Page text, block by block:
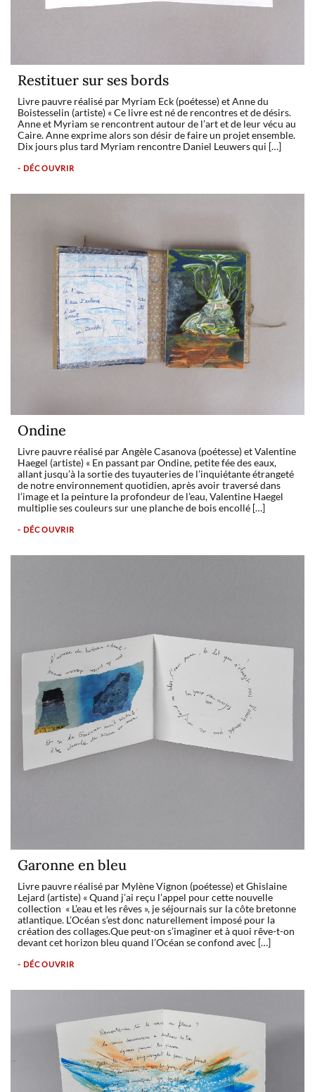
Restituer sur ses bords
Livre pauvre réalisé par Myriam Eck (poétesse) et Anne du
Boistesselin (artiste) « Ce livre est né de rencontres et de désirs.
Anne et Myriam se rencontrent autour de l’art et de leur vécu au
Caire. Anne exprime alors son désir de faire un projet ensemble.
Dix jours plus tard Myriam rencontre Daniel Leuwers qui […]
- DÉCOUVRIR
Ondine
Livre pauvre réalisé par Angèle Casanova (poétesse) et Valentine
Haegel (artiste) « En passant par Ondine, petite fée des eaux,
allant jusqu’à la sortie des tuyauteries de l’inquiétante étrangeté
de notre environnement quotidien, après avoir traversé dans
l’image et la peinture la profondeur de l’eau, Valentine Haegel
multiplie ses couleurs sur une planche de bois encollé […]
- DÉCOUVRIR
Garonne en bleu
Livre pauvre réalisé par Mylène Vignon (poétesse) et Ghislaine
Lejard (artiste) « Quand j’ai reçu l’appel pour cette nouvelle
collection « L’eau et les rêves », je séjournais sur la côte bretonne
atlantique. L’Océan s’est donc naturellement imposé pour la
création des collages.Que peut-on s’imaginer et à quoi rêve-t-on
devant cet horizon bleu quand l’Océan se confond avec […]
- DÉCOUVRIR